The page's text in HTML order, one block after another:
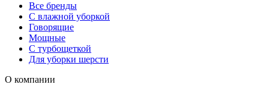
Все бренды
С влажной уборкой
Говорящие
Мощные
С турбощеткой
Для уборки шерсти
О компании